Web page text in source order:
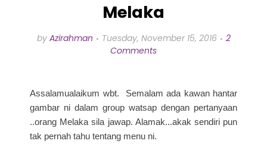
Melaka
by Azirahman Tuesday, November 15, 2016
2
Comments
Assalamualaikum wbt. Semalam ada kawan hantar
gambar ni dalam group watsap dengan pertanyaan
..orang Melaka sila jawap. Alamak...akak sendiri pun
tak pernah tahu tentang menu ni.